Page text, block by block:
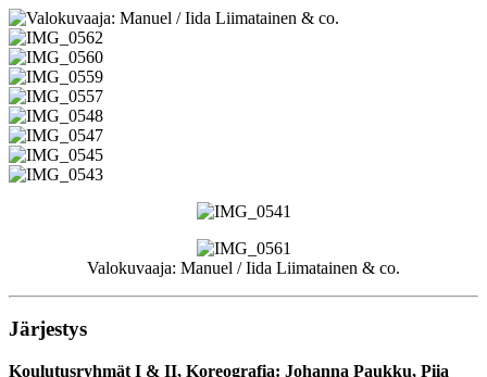
Valokuvaaja: Manuel / Iida Liimatainen & co.
Järjestys
Koulutusryhmät I & II, Koreografia: Johanna Paukku, Piia